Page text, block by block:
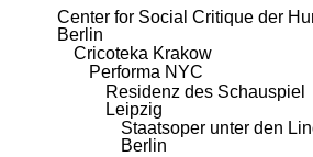
Center for Social Critique der
Berlin
Cricoteka Krakow
Performa NYC
Residenz des Schauspiel
Leipzig
Staatsoper unter den
Berlin